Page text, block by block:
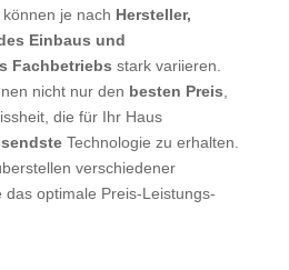
je nach Hersteller,
Einbaus und
Fachbetriebs stark variieren.
nicht nur den besten Preis,
die für Ihr Haus
Technologie zu erhalten.
verschiedener
das optimale Preis-Leistungs-